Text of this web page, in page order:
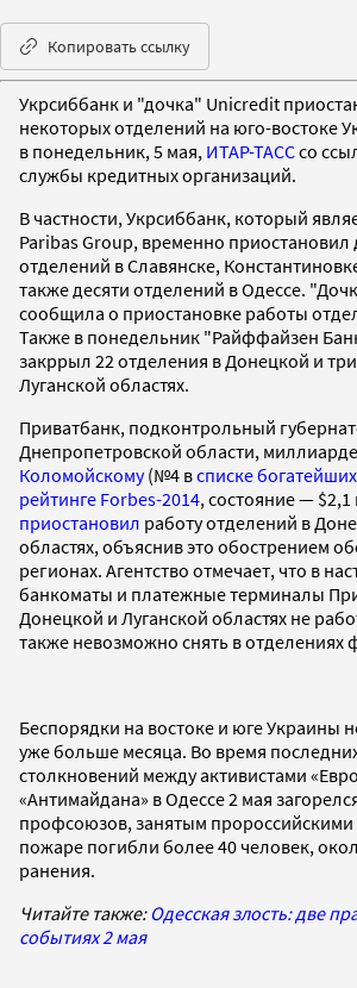
Копировать ссылку
Укрсиббанк и "дочка" Unicredit
некоторых отделений на юго-востоке
в понедельник, 5 мая, ИТАР-ТАССсо
службы кредитных организаций.
В частности, Укрсиббанк, который
Paribas Group, временно приостановил
отделений в Славянске,
также десяти отделений в Одессе.
сообщила о приостановке работы
Также в понедельник "Райффайзен
закррыл 22 отделения в Донецкой и
Луганской областях.
Приватбанк, подконтрольный
Днепропетровской области,
Коломойскому(№4 всписке
рейтинге Forbes-2014, состояние —
приостановил работу отделений в
областях, объяснив это обострением
регионах. Агентство отмечает, что в
банкоматы и платежные терминалы
Донецкой и Луганской областях не
также невозможно снять в отделениях
Беспорядки на востоке и юге Украины
уже больше месяца. Во время
столкновений между активистами
«Антимайдана» в Одессе 2 мая
профсоюзов, занятым пророссийскими
пожаре погибли более 40 человек,
ранения.
Читайте также: Одесская злость: две
событиях 2 мая